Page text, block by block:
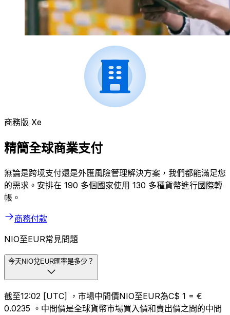
商務版 Xe
精簡全球商業支付
無論是跨境支付還是外匯風險管理解決方案，我們都能滿足您
的需求。安排在 190 多個國家使用 130 多種貨幣進行國際轉
帳。
商務付款
NIO至EUR常見問題
今天NIO兌EUR匯率是多少？
截至12:02 [UTC] ，市場中間價NIO至EUR為C$ 1 = €
0.0235 。中間價是全球貨幣市場買入價和賣出價之間的中間